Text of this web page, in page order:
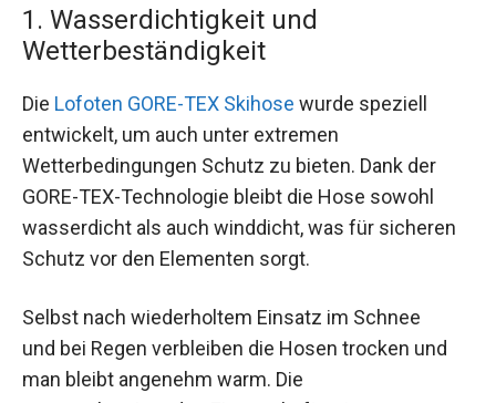
1. Wasserdichtigkeit und
Wetterbeständigkeit
Die Lofoten GORE-TEX Skihose wurde speziell
entwickelt, um auch unter extremen
Wetterbedingungen Schutz zu bieten. Dank der
GORE-TEX-Technologie bleibt die Hose sowohl
wasserdicht als auch winddicht, was für sicheren
Schutz vor den Elementen sorgt.
Selbst nach wiederholtem Einsatz im Schnee
und bei Regen verbleiben die Hosen trocken und
man bleibt angenehm warm. Die